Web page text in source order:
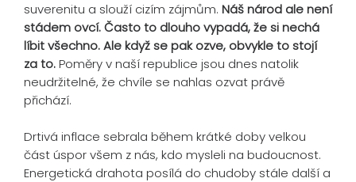
suverenitu a slouží cizím zájmům. Náš národ ale není
stádem ovcí. Často to dlouho vypadá, že si nechá
líbit všechno. Ale když se pak ozve, obvykle to stojí
za to.Poměry v naší republice jsou dnes natolik
neudržitelné, že chvíle se nahlas ozvat právě
přichází.
Drtivá inflace sebrala během krátké doby velkou
část úspor všem z nás, kdo mysleli na budoucnost.
Energetická drahota posílá do chudoby stále další a